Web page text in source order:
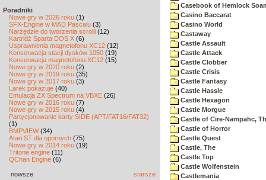
Poradniki
Nowe gry w 2026 roku (1)
SFX-Engine w MAD Pascalu (3)
Narzędzie do tworzenia scrolli (12)
Kartridż Sparta DOS X (6)
Usprawnienia magnetofonu XC12 (12)
Konserwacja stacji dysków 1050 (19)
Konserwacja magnetofonu XC12 (15)
Nowe gry w 2020 roku (2)
Nowe gry w 2019 roku (35)
Nowe gry w 2017 roku (3)
Larek pokazuje (40)
Emulacja ZX Spectrum na VBXE (26)
Nowe gry w 2016 roku (7)
Nowe gry w 2015 roku (4)
Partycjonowanie karty SIDE (APT/FAT16/FAT32)
(1)
BMPVIEW(34)
Atari ST dla opornych (75)
Nowe gry w 2014 roku (19)
Tritone engine (11)
QChan Engine (6)
nowsze starsze
Casebook of Hemlock
Casino Baccarat
Casino World
Castaway
Castle Assault
Castle Attack
Castle Clobber
Castle Crisis
Castle Fantasy
Castle Hassle
Castle Hexagon
Castle Morgue
Castle of Cire-Nampahc,
Castle of Horror
Castle Quest
Castle, The
Castle Top
Castle Wolfenstein
Castlemania